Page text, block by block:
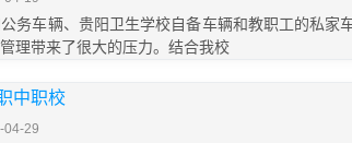
务车辆、贵阳卫生学校自备车辆和教职工的私家
理带来了很大的压力。结合我校
中职校
04-29